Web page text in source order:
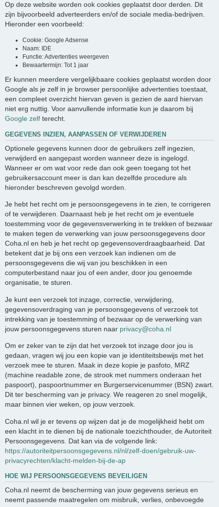
Op deze website worden ook cookies geplaatst door derden. Dit
zijn bijvoorbeeld adverteerders en/of de sociale media-bedrijven.
Hieronder een voorbeeld:
Cookie: Google Adsense
Naam: IDE
Functie: Advertenties weergeven
Bewaartermijn: Tot 1 jaar
Er kunnen meerdere vergelijkbaare cookies geplaatst worden door
Google als je zelf in je browser persoonlijke advertenties toestaat,
een compleet overzicht hiervan geven is gezien de aard hiervan
niet erg nuttig. Voor aanvullende informatie kun je daarom bij
Google zelf terecht.
GEGEVENS INZIEN, AANPASSEN OF VERWIJDEREN
Optionele gegevens kunnen door de gebruikers zelf ingezien,
verwijderd en aangepast worden wanneer deze is ingelogd.
Wanneer er om wat voor rede dan ook geen toegang tot het
gebruikersaccount meer is dan kan dezelfde procedure als
hieronder beschreven gevolgd worden.
Je hebt het recht om je persoonsgegevens in te zien, te corrigeren
of te verwijderen. Daarnaast heb je het recht om je eventuele
toestemming voor de gegevensverwerking in te trekken of bezwaar
te maken tegen de verwerking van jouw persoonsgegevens door
Coha.nl en heb je het recht op gegevensoverdraagbaarheid. Dat
betekent dat je bij ons een verzoek kan indienen om de
persoonsgegevens die wij van jou beschikken in een
computerbestand naar jou of een ander, door jou genoemde
organisatie, te sturen.
Je kunt een verzoek tot inzage, correctie, verwijdering,
gegevensoverdraging van je persoonsgegevens of verzoek tot
intrekking van je toestemming of bezwaar op de verwerking van
jouw persoonsgegevens sturen naar privacy@coha.nl
Om er zeker van te zijn dat het verzoek tot inzage door jou is
gedaan, vragen wij jou een kopie van je identiteitsbewijs met het
verzoek mee te sturen. Maak in deze kopie je pasfoto, MRZ
(machine readable zone, de strook met nummers onderaan het
paspoort), paspoortnummer en Burgerservicenummer (BSN) zwart.
Dit ter bescherming van je privacy. We reageren zo snel mogelijk,
maar binnen vier weken, op jouw verzoek.
Coha.nl wil je er tevens op wijzen dat je de mogelijkheid hebt om
een klacht in te dienen bij de nationale toezichthouder, de Autoriteit
Persoonsgegevens. Dat kan via de volgende link:
https://autoriteitpersoonsgegevens.nl/nl/zelf-doen/gebruik-uw-
privacyrechten/klacht-melden-bij-de-ap
HOE WIJ PERSOONSGEGEVENS BEVEILIGEN
Coha.nl neemt de bescherming van jouw gegevens serieus en
neemt passende maatregelen om misbruik, verlies, onbevoegde